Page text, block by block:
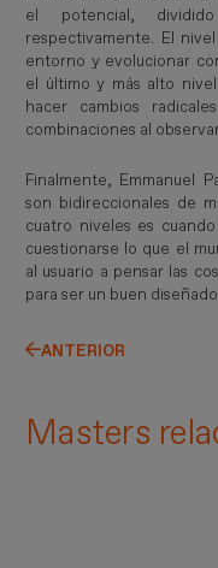
el potencial,
respectivamente. El
entorno y evolucionar
el último y más alto
hacer cambios
combinaciones al
Finalmente, Emmanuel
son bidireccionales de
cuatro niveles es
cuestionarse lo que el
al usuario a pensar las
para ser un buen
ANTERIOR
Masters